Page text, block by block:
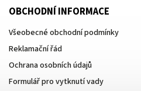
OBCHODNÍ INFORMACE
Všeobecné obchodní podmínky
Reklamační řád
Ochrana osobních údajů
Formulář pro vytknutí vady